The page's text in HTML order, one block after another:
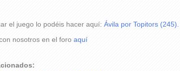
el juego lo podéis hacer aquí: Ávila por Topitors (245).
nosotros en el foro aquí